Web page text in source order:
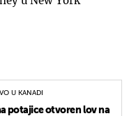
U KANADI
potajice otvoren lov na